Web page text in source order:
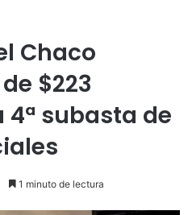
Chaco
$223
subasta de
1 minuto de lectura